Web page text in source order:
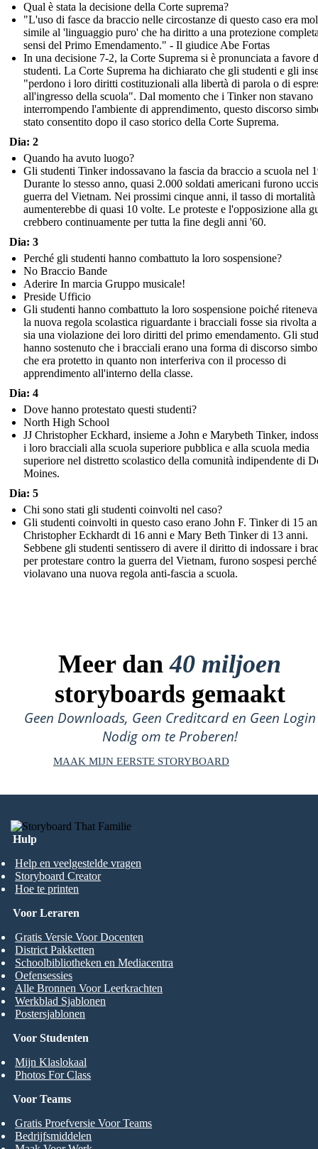
Qual è stata la decisione della Corte suprema?
"L'uso di fasce da braccio nelle circostanze di questo caso era
simile al 'linguaggio puro' che ha diritto a una protezione
sensi del Primo Emendamento." - Il giudice Abe Fortas
In una decisione 7-2, la Corte Suprema si è pronunciata a favore
studenti. La Corte Suprema ha dichiarato che gli studenti e gli
"perdono i loro diritti costituzionali alla libertà di parola o di
all'ingresso della scuola". Dal momento che i Tinker non stavano
interrompendo l'ambiente di apprendimento, questo discorso
stato consentito dopo il caso storico della Corte Suprema.
Dia: 2
Quando ha avuto luogo?
Gli studenti Tinker indossavano la fascia da braccio a scuola nel
Durante lo stesso anno, quasi 2.000 soldati americani furono
guerra del Vietnam. Nei prossimi cinque anni, il tasso di mortalità
aumenterebbe di quasi 10 volte. Le proteste e l'opposizione alla
crebbero continuamente per tutta la fine degli anni '60.
Dia: 3
Perché gli studenti hanno combattuto la loro sospensione?
No Braccio Bande
Aderire In marcia Gruppo musicale!
Preside Ufficio
Gli studenti hanno combattuto la loro sospensione poiché
la nuova regola scolastica riguardante i bracciali fosse sia rivolta
sia una violazione dei loro diritti del primo emendamento. Gli
hanno sostenuto che i bracciali erano una forma di discorso
che era protetto in quanto non interferiva con il processo di
apprendimento all'interno della classe.
Dia: 4
Dove hanno protestato questi studenti?
North High School
JJ Christopher Eckhard, insieme a John e Marybeth Tinker,
i loro bracciali alla scuola superiore pubblica e alla scuola media
superiore nel distretto scolastico della comunità indipendente di
Moines.
Dia: 5
Chi sono stati gli studenti coinvolti nel caso?
Gli studenti coinvolti in questo caso erano John F. Tinker di 15
Christopher Eckhardt di 16 anni e Mary Beth Tinker di 13 anni.
Sebbene gli studenti sentissero di avere il diritto di indossare i
per protestare contro la guerra del Vietnam, furono sospesi perché
violavano una nuova regola anti-fascia a scuola.
Meer dan40 miljoen
storyboards gemaakt
Geen Downloads, Geen Creditcard en Geen Login
Nodig om te Proberen!
MAAK MIJN EERSTE STORYBOARD
Hulp
Help en veelgestelde vragen
Storyboard Creator
Hoe te printen
Voor Studenten
Mijn Klaslokaal
Photos For Class
Voor Leraren
Gratis Versie Voor Docenten
District Pakketten
Schoolbibliotheken en Mediacentra
Oefensessies
Alle Bronnen Voor Leerkrachten
Werkblad Sjablonen
Postersjablonen
Voor Teams
Gratis Proefversie Voor Teams
Bedrijfsmiddelen